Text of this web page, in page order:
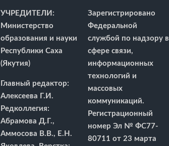
УЧРЕДИТЕЛИ:
Министерство
образования и науки
Республики Саха
(Якутия)
Главный редактор:
Алексеева Г.И.
Редколлегия:
Абрамова Д.Г.,
Аммосова В.В., Е.Н.
Зарегистрировано
Федеральной
службой по надзору в
сфере связи,
информационных
технологий и
массовых
коммуникаций.
Регистрационный
номер Эл № ФС77-
80711 от 23 марта